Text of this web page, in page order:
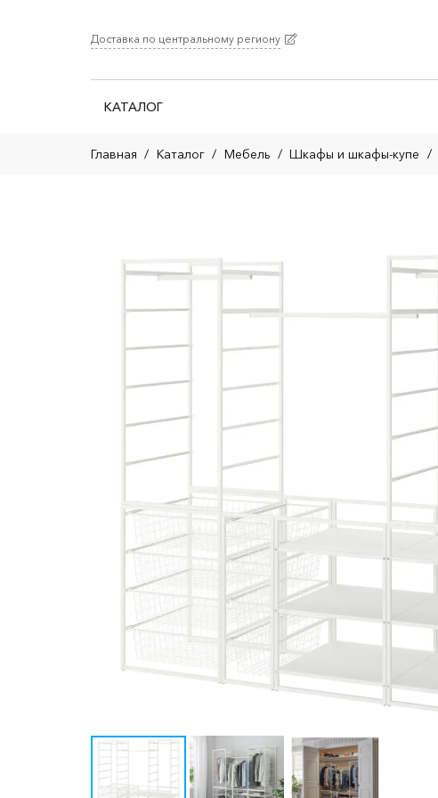
Доставка по центральному региону
КАТАЛОГ
Главная / Каталог / Мебель / Шкафы и шкафы-купе /